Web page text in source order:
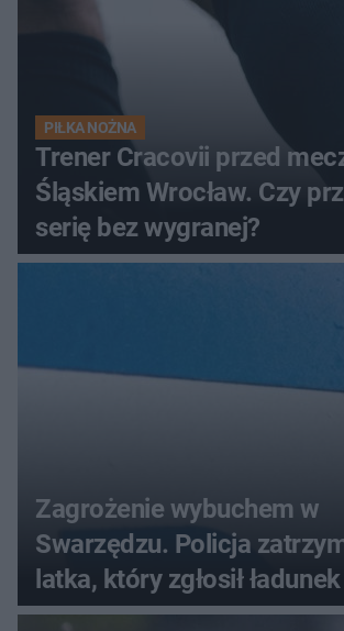
PIŁKA NOŻNA
Trener Cracovii przed
Śląskiem Wrocław. Czy
serię bez wygranej?
Zagrożenie wybuchem w
Swarzędzu. Policja
latka, który zgłosił
aucie